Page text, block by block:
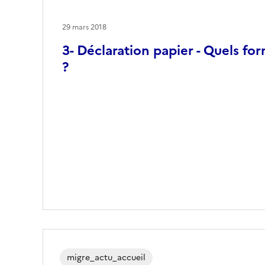
3- Déclaration papier - Quels
?
29 mars 2018
migre_actu_accueil